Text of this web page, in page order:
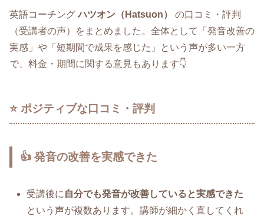
英語コーチングハツオン（Hatsuon）
の口コミ・評判
（受講者の声）をまとめました。全体として「発音改善の
実感」や「短期間で成果を感じた」という声が多い一方
で、料金・期間に関する意見もあります👇
⭐ ポジティブな口コミ・評判
👍 発音の改善を実感できた
受講後に 自分でも発音が改善していると実感できた
という声が複数あります。講師が細かく直してくれ